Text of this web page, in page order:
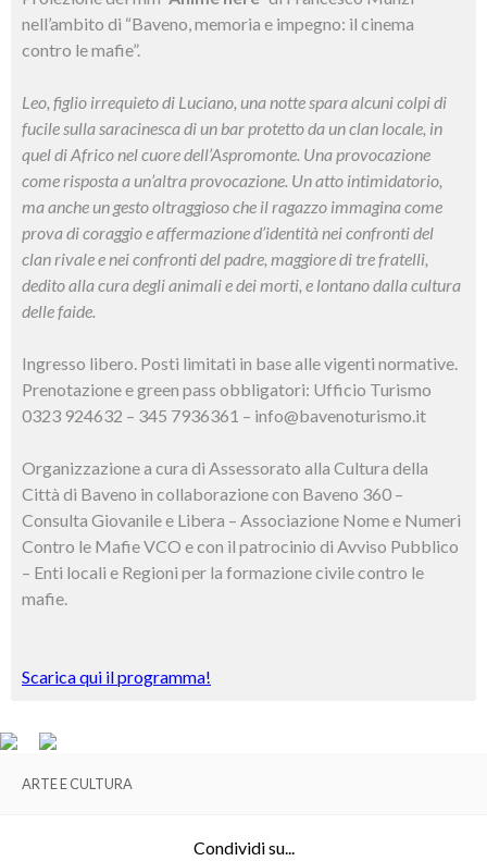
nell’ambito di “Baveno, memoria e impegno: il cinema
contro le mafie”.
Leo, figlio irrequieto di Luciano, una notte spara alcuni colpi di
fucile sulla saracinesca di un bar protetto da un clan locale, in
quel di Africo nel cuore dell’Aspromonte. Una provocazione
come risposta a un’altra provocazione. Un atto intimidatorio,
ma anche un gesto oltraggioso che il ragazzo immagina come
prova di coraggio e affermazione d’identità nei confronti del
clan rivale e nei confronti del padre, maggiore di tre fratelli,
dedito alla cura degli animali e dei morti, e lontano dalla cultura
delle faide.
Ingresso libero. Posti limitati in base alle vigenti normative.
Prenotazione e green pass obbligatori: Ufficio Turismo
0323 924632 – 345 7936361 – info@bavenoturismo.it
Organizzazione a cura di Assessorato alla Cultura della
Città di Baveno in collaborazione con Baveno 360 –
Consulta Giovanile e Libera – Associazione Nome e Numeri
Contro le Mafie VCO e con il patrocinio di Avviso Pubblico
– Enti locali e Regioni per la formazione civile contro le
mafie.
Scarica qui il programma!
ARTE E CULTURA
Condividi su...